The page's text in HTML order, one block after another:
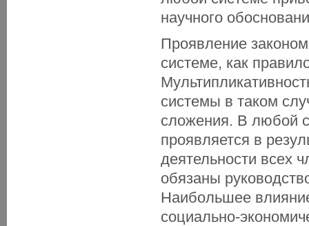
научного
Проявление
системе, как
системы в таком
сложения. В любой
проявляется в
деятельности всех
обязаны
Наибольшее
социально-